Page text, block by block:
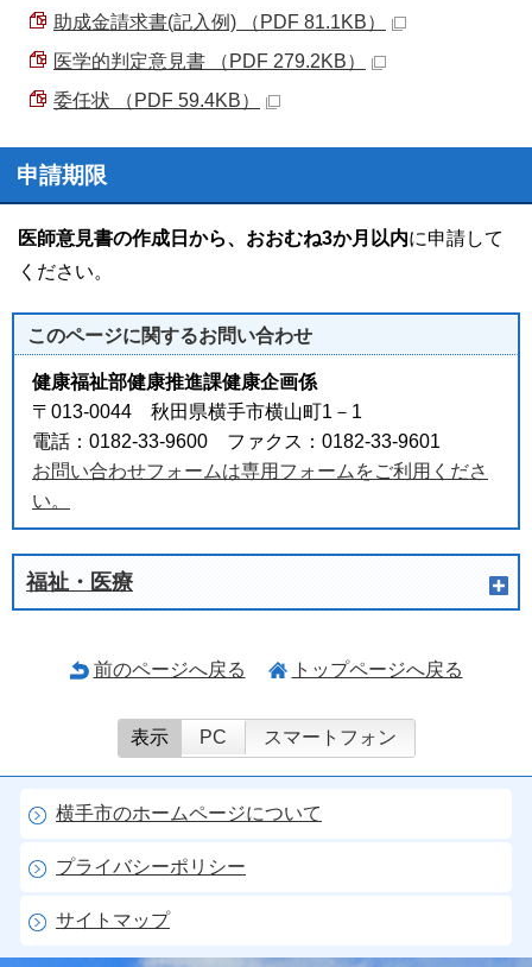
助成金請求書(記入例) （PDF 81.1KB）
医学的判定意見書 （PDF 279.2KB）
委任状 （PDF 59.4KB）
申請期限
医師意見書の作成日から、おおむね3か月以内に申請して
ください。
このページに関するお問い合わせ
健康福祉部健康推進課健康企画係
〒013-0044 秋田県横手市横山町1－1
電話：0182-33-9600 ファクス：0182-33-9601
お問い合わせフォームは専用フォームをご利用くださ
い。
福祉・医療
前のページへ戻る トップページへ戻る
表示 PC スマートフォン
横手市のホームページについて
プライバシーポリシー
サイトマップ